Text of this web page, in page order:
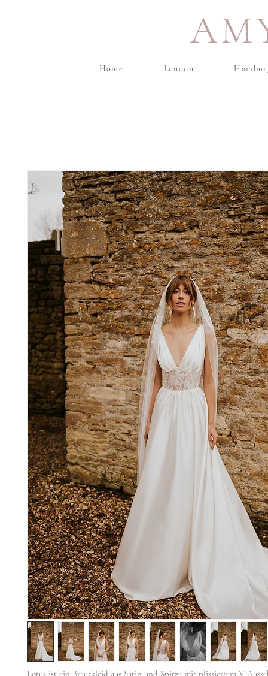
Home London
Lotus ist ein Brautkleid aus Satin und Spitze mit plissiertem V-